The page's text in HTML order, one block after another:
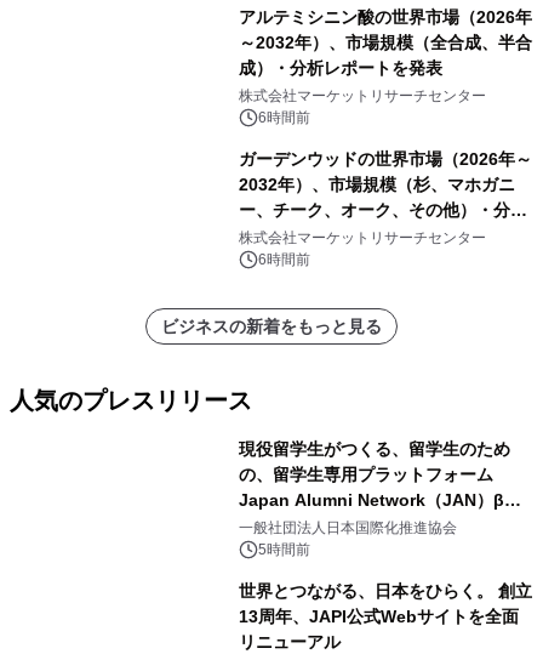
アルテミシニン酸の世界市場（2026年
～2032年）、市場規模（全合成、半合
成）・分析レポートを発表
株式会社マーケットリサーチセンター
6時間前
ガーデンウッドの世界市場（2026年～
2032年）、市場規模（杉、マホガニ
ー、チーク、オーク、その他）・分析
レポートを発表
株式会社マーケットリサーチセンター
6時間前
ビジネスの新着をもっと見る
人気のプレスリリース
現役留学生がつくる、留学生のため
の、留学生専用プラットフォーム
Japan Alumni Network（JAN）β版
をリリース
一般社団法人日本国際化推進協会
5時間前
世界とつながる、日本をひらく。 創立
13周年、JAPI公式Webサイトを全面
リニューアル